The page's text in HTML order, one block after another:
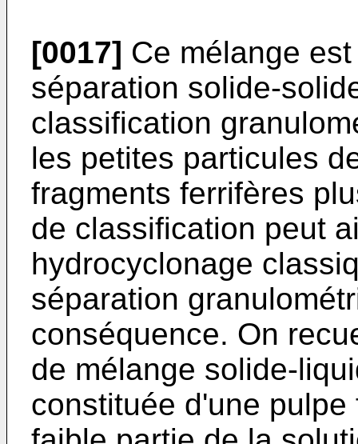
[0017] Ce mélange
séparation solide-
classification
les petites particules
fragments ferrifères
de classification peut
hydrocyclonage
séparation
conséquence. On
de mélange solide-
constituée d'une